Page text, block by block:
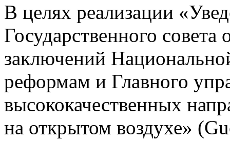
В целях реализации
Государственного
заключений
реформам и Главного
высококачественных
на открытом воздухе»